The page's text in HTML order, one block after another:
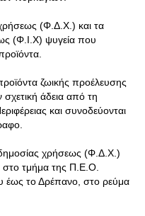
(Φ.Δ.Χ.) και τα
(Φ.Ι.Χ) ψυγεία που
ζωικής προέλευσης
άδεια από τη
και συνοδεύονται
χρήσεως (Φ.Δ.Χ.)
στο τμήμα της Π.Ε.Ο.
έως το Δρέπανο, στο ρεύμα